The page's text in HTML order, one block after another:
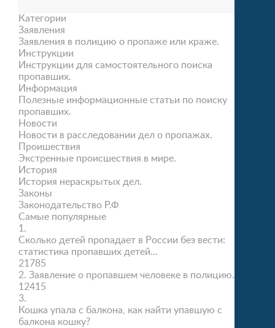
Категории
Заявления
Заявления в полицию о пропаже или краже.
Инструкции
Инструкции для самостоятельного поиска
пропавших.
Информация
Полезные информационные статьи по поиску
пропавших.
Новости
Новости в расследовании дел о пропажах.
Проишествия
Экстренные происшествия в мире.
История
История нераскрытых дел.
Законы
Законодательство Р.Ф
Самые популярные
1.
Сколько детей пропадает в России без вести:
статистика пропавших детей...
21785
2. Заявление о пропавшем человеке в полицию.
12415
3.
Кошка упала с балкона, как найти упавшую с
балкона кошку?